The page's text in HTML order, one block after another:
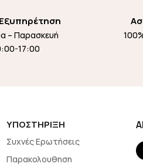
– Παρασκευή
17:00
ΥΠΟΣΤΗΡΙΞΗ
Συχνές Ερωτήσεις
Παρακολουθηση